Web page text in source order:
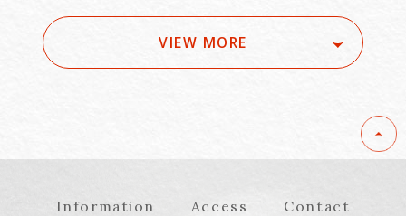
VIEW MORE
Information Access Contact